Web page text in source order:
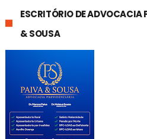
ESCRITÓRIO DE
& SOUSA